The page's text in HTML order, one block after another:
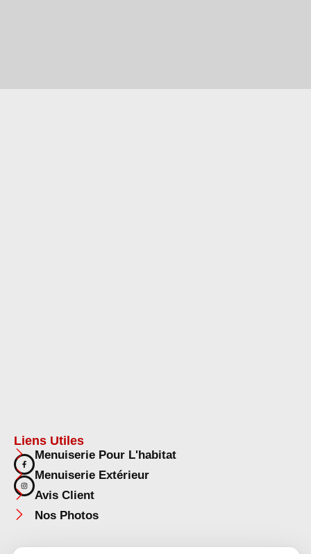
Liens Utiles
Menuiserie Pour L'habitat
Menuiserie Extérieur
Avis Client
Nos Photos